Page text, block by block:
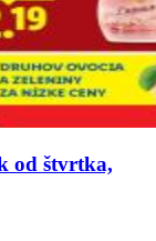
od štvrtka,